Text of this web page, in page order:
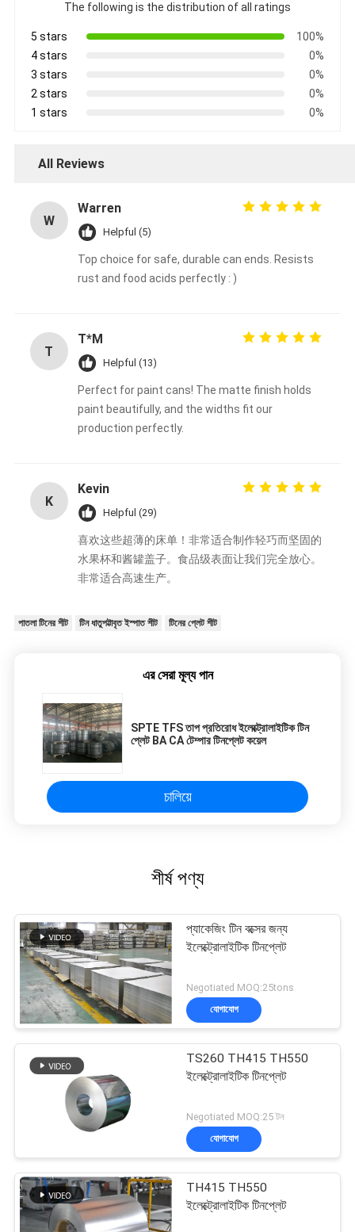
The following is the distribution of all ratings
5 stars
100%
4 stars
0%
3 stars
0%
2 stars
0%
1 stars
0%
All Reviews
W
Warren
Helpful (5)
Top choice for safe, durable can ends. Resists
rust and food acids perfectly : )
T
T*M
Helpful (13)
Perfect for paint cans! The matte finish holds
paint beautifully, and the widths fit our
production perfectly.
K
Kevin
Helpful (29)
喜欢这些超薄的床单！非常适合制作轻巧而坚固的
水果杯和酱罐盖子。食品级表面让我们完全放心。
非常适合高速生产。
পাতলা টিনের শীট টিন ধাতুপট্টাবৃত ইস্পাত শীট টিনের প্লেট শীট
এর সেরা মূল্য পান
SPTE TFS তাপ প্রতিরোধ ইলেক্ট্রোলাইটিক টিন
প্লেট BA CA টেম্পার টিনপ্লেট কয়েল
চালিয়ে
শীর্ষ পণ্য
প্যাকেজিং টিন বক্সের জন্য
ইলেক্ট্রোলাইটিক টিনপ্লেট
Negotiated MOQ:25tons
যোগাযোগ
TS260 TH415 TH550
ইলেক্ট্রোলাইটিক টিনপ্লেট
Negotiated MOQ:25 টন
যোগাযোগ
TH415 TH550
ইলেক্ট্রোলাইটিক টিনপ্লেট